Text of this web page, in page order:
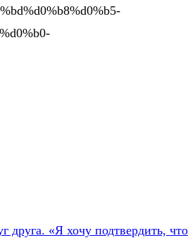
«Я хочу подтвердить, что